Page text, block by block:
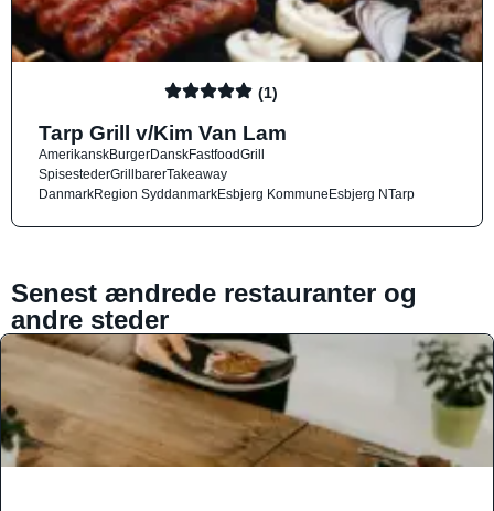
(1)
Tarp Grill v/Kim Van Lam
AmerikanskBurgerDanskFastfoodGrill
SpisestederGrillbarerTakeaway
DanmarkRegion SyddanmarkEsbjerg KommuneEsbjerg NTarp
Senest ændrede restauranter og
andre steder